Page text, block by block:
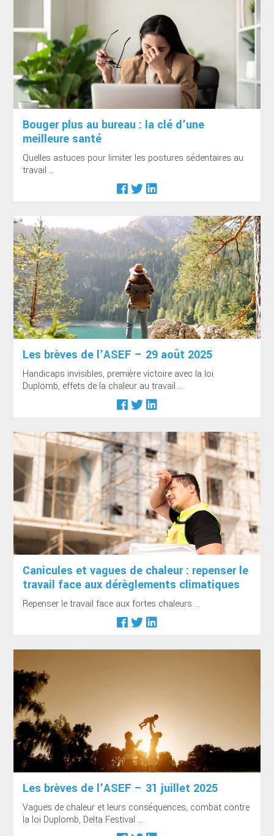
Bouger plus au bureau : la clé d’une
meilleure santé
Quelles astuces pour limiter les postures sédentaires au
travail ...
Les brèves de l’ASEF – 29 août 2025
Handicaps invisibles, première victoire avec la loi
Duplomb, effets de la chaleur au travail ...
Canicules et vagues de chaleur : repenser le
travail face aux dérèglements climatiques
Repenser le travail face aux fortes chaleurs ...
Les brèves de l’ASEF – 31 juillet 2025
Vagues de chaleur et leurs conséquences, combat contre
la loi Duplomb, Delta Festival ...